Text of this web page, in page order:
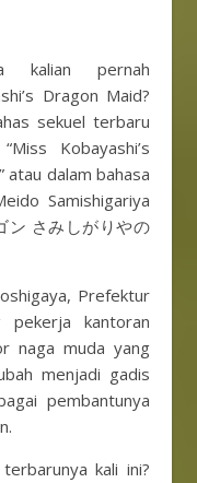
Dragon Maid?
sekuel terbaru
Kobayashi’s
atau dalam bahasa
Samishigariya
ン さみしがりやの
Prefektur
pekerja kantoran
naga muda yang
menjadi gadis
pembantunya
kali ini?